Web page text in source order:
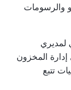
والرسومات
لمديري
المخزون
تتبع